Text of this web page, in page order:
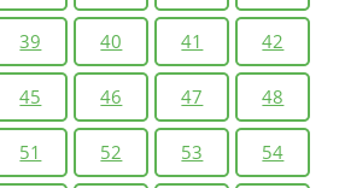
39 40 41 42
45 46 47 48
51 52 53 54